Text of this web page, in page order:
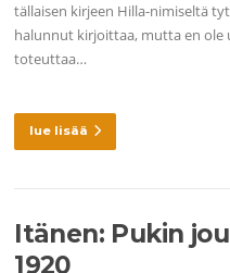
tällaisen kirjeen Hilla-nimiseltä
halunnut kirjoittaa, mutta en ole
toteuttaa…
lue lisää
Itänen: Pukin
1920